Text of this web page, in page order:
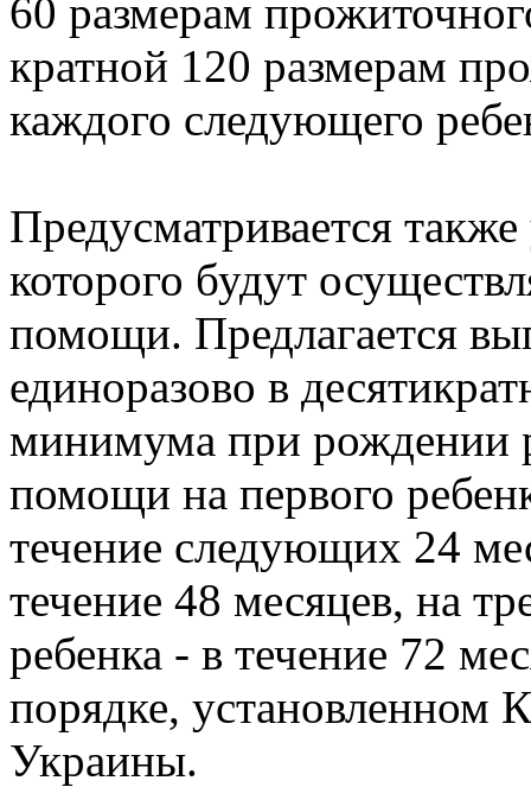
60 размерам
кратной 120 размерам
каждого следующего
Предусматривается
которого будут
помощи. Предлагается
единоразово в
минимума при рождении
помощи на первого
течение следующих 24
течение 48 месяцев, на
ребенка - в течение 72
порядке, установленном
Украины.